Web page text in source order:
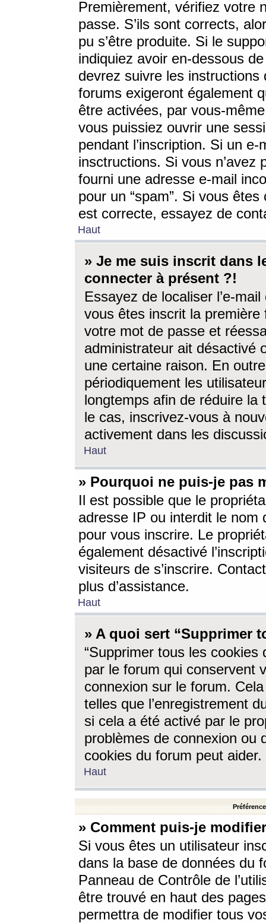
Premièrement, vérifiez votre
passe. S’ils sont corrects,
pu s’être produite. Si le
indiquiez avoir en-dessous
devrez suivre les
forums exigeront également
être activées, par vous-
vous puissiez ouvrir une
pendant l’inscription. Si un
insctructions. Si vous n’avez
fourni une adresse e-mail
pour un “spam”. Si vous
est correcte, essayez de
Haut
» Je me suis inscrit dans
connecter à présent ?!
Essayez de localiser l’e-
vous êtes inscrit la première
votre mot de passe et
administrateur ait désactivé
une certaine raison. En
périodiquement les
longtemps afin de réduire la
le cas, inscrivez-vous à
activement dans les
Haut
» Pourquoi ne puis-je pas
Il est possible que le
adresse IP ou interdit le nom
pour vous inscrire. Le
également désactivé
visiteurs de s’inscrire.
plus d’assistance.
Haut
» A quoi sert “Supprimer
“Supprimer tous les cookies
par le forum qui conservent
connexion sur le forum.
telles que l’enregistrement
si cela a été activé par le
problèmes de connexion ou
cookies du forum peut aider.
Haut
» Comment puis-je
Si vous êtes un utilisateur
dans la base de données du
Panneau de Contrôle de
être trouvé en haut des
permettra de modifier tous